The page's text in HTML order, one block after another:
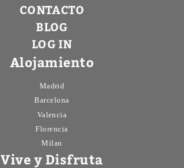
CONTACTO
BLOG
LOG IN
Alojamiento
Madrid
Barcelona
Valencia
Florencia
Milan
Vive y Disfruta